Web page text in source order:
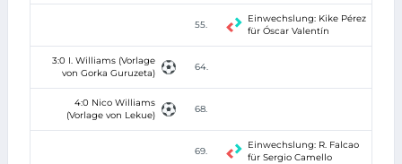
55.
Einwechslung: Kike Pérez
für Óscar Valentín
3:0 I. Williams (Vorlage
von Gorka Guruzeta)
64.
4:0 Nico Williams
(Vorlage von Lekue)
68.
69.
Einwechslung: R. Falcao
für Sergio Camello